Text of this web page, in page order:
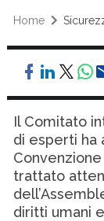
Home
Il Comitato
di esperti ha
trattato
diritti umani